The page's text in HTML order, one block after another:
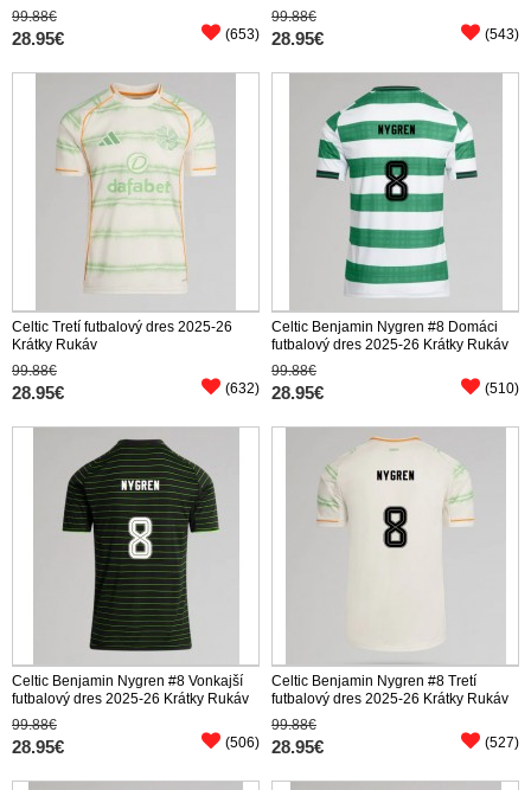
99.88€
28.95€ (653)
99.88€
28.95€ (543)
Celtic Tretí futbalový dres 2025-26
Krátky Rukáv
99.88€
28.95€ (632)
Celtic Benjamin Nygren #8 Domáci
futbalový dres 2025-26 Krátky Rukáv
99.88€
28.95€ (510)
Celtic Benjamin Nygren #8 Vonkajší
futbalový dres 2025-26 Krátky Rukáv
99.88€
28.95€ (506)
Celtic Benjamin Nygren #8 Tretí
futbalový dres 2025-26 Krátky Rukáv
99.88€
28.95€ (527)